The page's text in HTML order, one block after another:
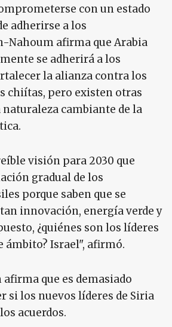
con un estado
adherirse a los
Nahoum afirma que Arabia
se adherirá a los
la alianza contra los
chiítas, pero existen otras
cambiante de la
visión para 2030 que
gradual de los
porque saben que se
innovación, energía verde y
¿quiénes son los líderes
ámbito? Israel", afirmó.
que es demasiado
si los nuevos líderes de Siria
acuerdos.